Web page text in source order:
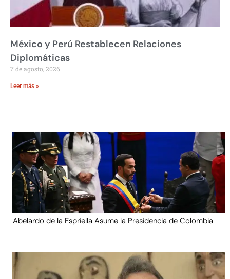
México y Perú Restablecen Relaciones
Diplomáticas
7 de agosto, 2026
Leer más »
Abelardo de la Espriella Asume la Presidencia de Colombia